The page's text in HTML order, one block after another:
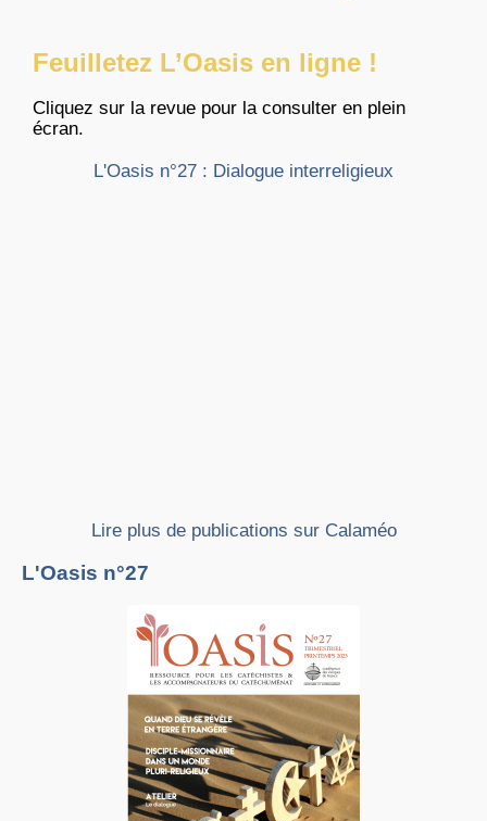
Feuilletez L’Oasis en ligne !
Cliquez sur la revue pour la consulter en plein
écran.
L'Oasis n°27 : Dialogue interreligieux
Lire plus de publications sur Calaméo
L'Oasis n°27